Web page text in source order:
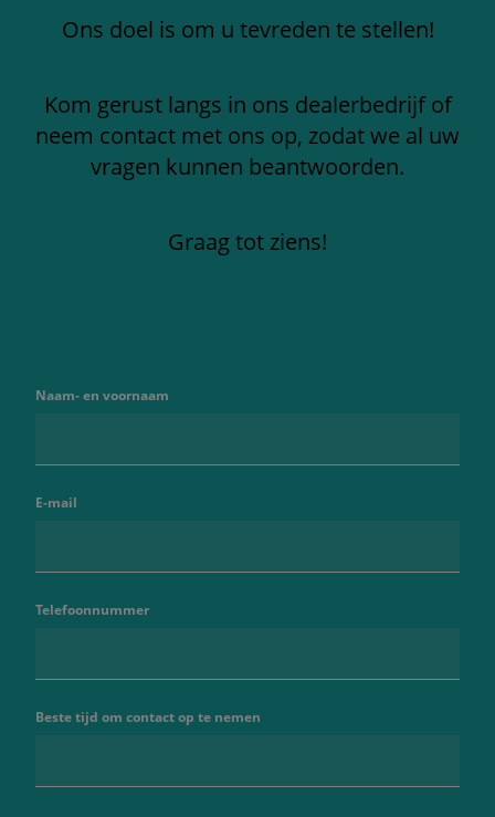
Ons doel is om u tevreden te stellen!
Kom gerust langs in ons dealerbedrijf of
neem contact met ons op, zodat we al uw
vragen kunnen beantwoorden.
Graag tot ziens!
Naam- en voornaam
E-mail
Telefoonnummer
Beste tijd om contact op te nemen